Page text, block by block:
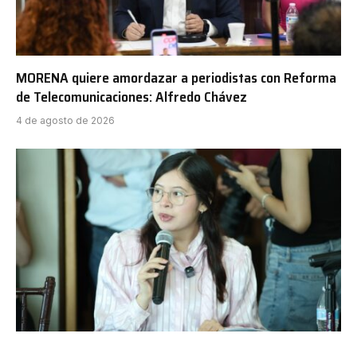
MORENA quiere amordazar a periodistas con Reforma
de Telecomunicaciones: Alfredo Chávez
4 de agosto de 2026